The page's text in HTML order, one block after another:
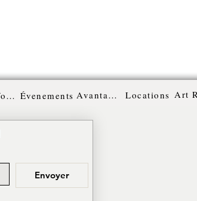
Portfolio Évenements Avantages Locations Art
Envoyer